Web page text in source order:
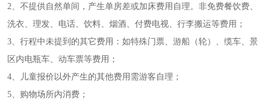
2、不提供自然单间，产生单房差或加床费用自理。非免费餐饮费、
洗衣、理发、电话、饮料、烟酒、付费电视、行李搬运等费用；
3、行程中未提到的其它费用：如特殊门票、游船（轮）、缆车、景
区内电瓶车、动车票等费用；
4、儿童报价以外产生的其他费用需游客自理；
5、购物场所内消费；